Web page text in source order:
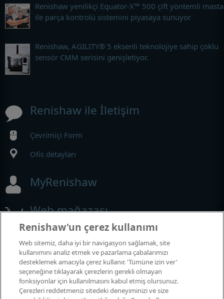
Renishaw yenilikçi Equator-X™ 500 çift yöntemli
ile parça kontrolü sistemini piyasaya sunuyor
Renishaw, AGILITY® 5 eksenli teknolojiye sahip çoklu
sensör CMM serisini genişletiyor.
Renishaw ile İletişim
Çevrimiçi Form
Ofis detayları
MyRenishaw
Web mağazası
Fuarlar ve Konferanslar
Katıldığımız etkinlikler
Renishaw'un çerez kullanımı
Web sitemiz, daha iyi bir navigasyon sağlamak, site
kullanımını analiz etmek ve pazarlama çabalarımızı
desteklemek amacıyla çerez kullanır. 'Tümüne izin ver'
seçeneğine tıklayarak çerezlerin gerekli olmayan
fonksiyonlar için kullanılmasını kabul etmiş olursunuz.
Çerezleri reddetmeniz sitedeki deneyiminizi ve size